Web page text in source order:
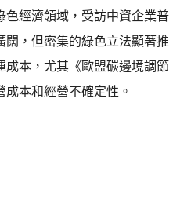
色經濟領域，受訪中資企業普
，但密集的綠色立法顯著推
成本，尤其《歐盟碳邊境調節
本和經營不確定性。